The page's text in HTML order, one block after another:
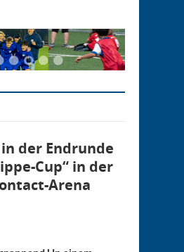
der Endrunde
Cup“ in der
Arena